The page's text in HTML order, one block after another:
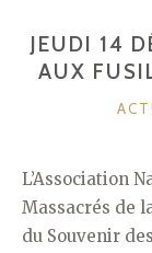
JEUDI 14
AUX
L’Association
Massacrés de
du Souvenir